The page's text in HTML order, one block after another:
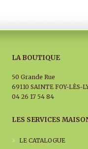
LA BOUTIQUE
50 Grande Rue
69110 SAINTE FOY-LÈS-
04 26 17 54 84
LES SERVICES
LE CATALOGUE